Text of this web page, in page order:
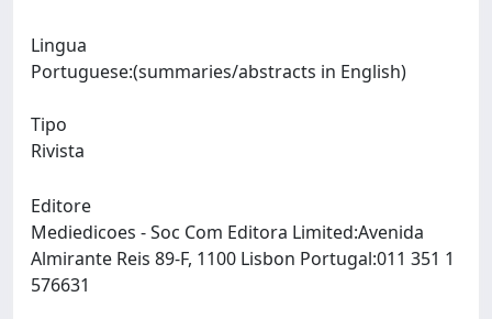
Lingua
Tipo
Rivista
Editore
Mediedicoes - Soc Com Editora Limited:Avenida
Almirante Reis 89-F, 1100 Lisbon Portugal:011 351 1